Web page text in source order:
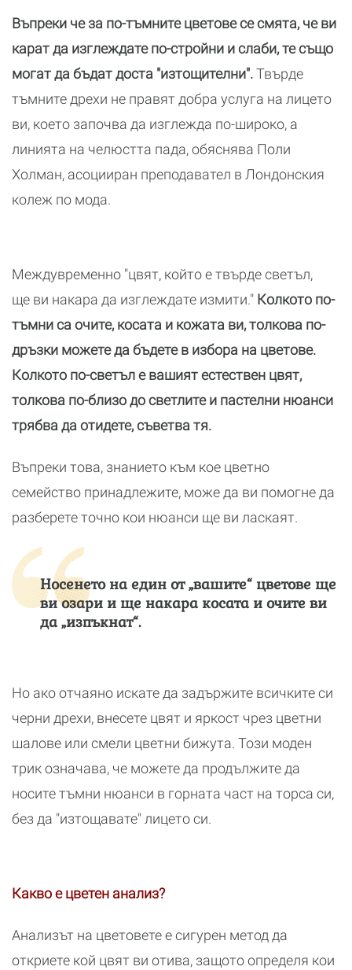
Въпреки че за по-тъмните цветове се смята, че ви
карат да изглеждате по-стройни и слаби, те също
могат да бъдат доста "изтощителни".Твърде
тъмните дрехи не правят добра услуга на лицето
ви, което започва да изглежда по-широко, а
линията на челюстта пада, обяснява Поли
Холман, асоцииран преподавател в Лондонския
колеж по мода.
Междувременно "цвят, който е твърде светъл,
ще ви накара да изглеждате измити." Колкото по-
тъмни са очите, косата и кожата ви, толкова по-
дръзки можете да бъдете в избора на цветове.
Колкото по-светъл е вашият естествен цвят,
толкова по-близо до светлите и пастелни нюанси
трябва да отидете, съветва тя.
Въпреки това, знанието към кое цветно
семейство принадлежите, може да ви помогне да
разберете точно кои нюанси ще ви ласкаят.
Носенето на един от „вашите“ цветове ще
ви озари и ще накара косата и очите ви
да „изпъкнат“.
Но ако отчаяно искате да задържите всичките си
черни дрехи, внесете цвят и яркост чрез цветни
шалове или смели цветни бижута. Този моден
трик означава, че можете да продължите да
носите тъмни нюанси в горната част на торса си,
без да "изтощавате" лицето си.
Какво е цветен анализ?
Анализът на цветовете е сигурен метод да
откриете кой цвят ви отива, защото определя кои